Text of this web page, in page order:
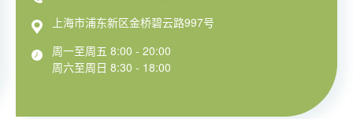
上海市浦东新区金桥碧云路997号
周一至周五 8:00 - 20:00
周六至周日 8:30 - 18:00